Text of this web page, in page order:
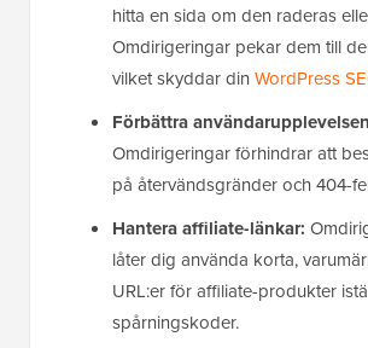
hitta en sida om den raderas
Omdirigeringar pekar dem till
vilket skyddar din WordPress
Förbättra
Omdirigeringar förhindrar att
på återvändsgränder och 404-
Hantera affiliate-länkar:
låter dig använda korta,
URL:er för affiliate-produkter
spårningskoder.